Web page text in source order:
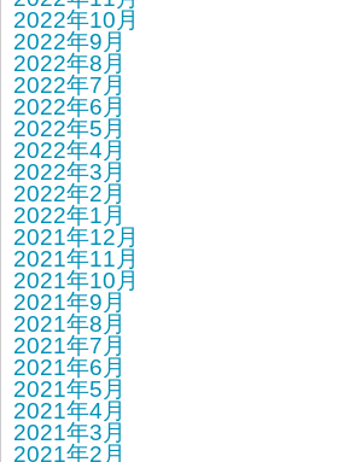
2022年10月
2022年9月
2022年8月
2022年7月
2022年6月
2022年5月
2022年4月
2022年3月
2022年2月
2022年1月
2021年12月
2021年11月
2021年10月
2021年9月
2021年8月
2021年7月
2021年6月
2021年5月
2021年4月
2021年3月
2021年2月